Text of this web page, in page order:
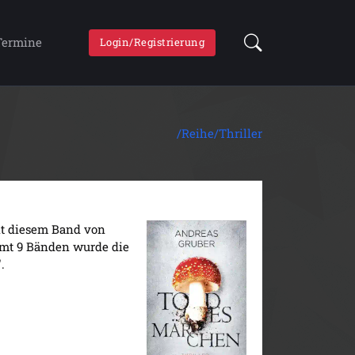
Login/Registrierung
/Reihe/Thriller
diesem Band von
9 Bänden wurde die